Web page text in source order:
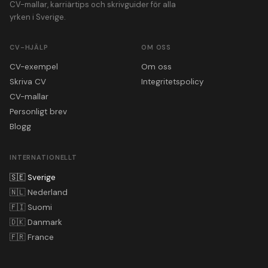
CV-mallar, karriärtips och skrivguider för alla
yrken i Sverige.
CV-HJÄLP
CV-exempel
Skriva CV
CV-mallar
Personligt brev
Blogg
OM OSS
Om oss
Integritetspolicy
INTERNATIONELLT
🇸🇪 Sverige
🇳🇱 Nederland
🇫🇮 Suomi
🇩🇰 Danmark
🇫🇷 France